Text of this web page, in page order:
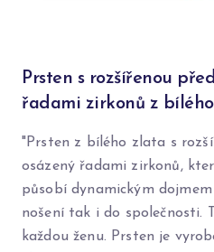
Prsten s rozšířenou
řadami zirkonů z
"Prsten z bílého zlata s
osázený řadami zirkonů,
působí dynamickým
nošení tak i do společnosti.
každou ženu. Prsten je